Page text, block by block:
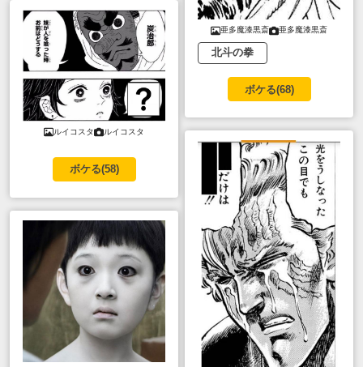
ルイコスタ ルイコスタ
ボケる(58)
亜多魔漆黒斎 亜多魔漆黒斎
北斗の拳
ボケる(68)